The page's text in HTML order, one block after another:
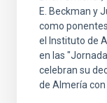
E. Beckman y
como
el Instituto de
en las
celebran su
de Almería con